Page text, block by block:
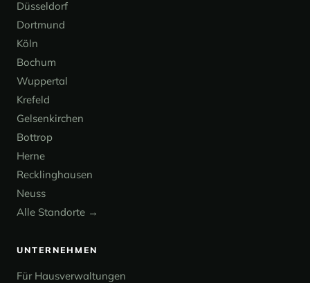
Düsseldorf
Dortmund
Köln
Bochum
Wuppertal
Krefeld
Gelsenkirchen
Bottrop
Herne
Recklinghausen
Neuss
Alle Standorte →
UNTERNEHMEN
Für Hausverwaltungen